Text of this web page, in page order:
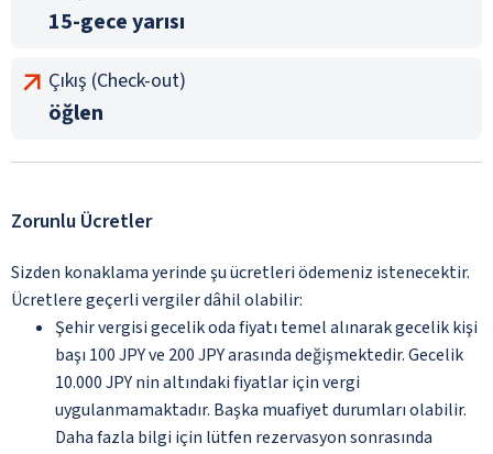
15-gece yarısı
Çıkış (Check-out)
öğlen
Zorunlu Ücretler
Sizden konaklama yerinde şu ücretleri ödemeniz istenecektir.
Ücretlere geçerli vergiler dâhil olabilir:
Şehir vergisi gecelik oda fiyatı temel alınarak gecelik kişi
başı 100 JPY ve 200 JPY arasında değişmektedir. Gecelik
10.000 JPY nin altındaki fiyatlar için vergi
uygulanmamaktadır. Başka muafiyet durumları olabilir.
Daha fazla bilgi için lütfen rezervasyon sonrasında